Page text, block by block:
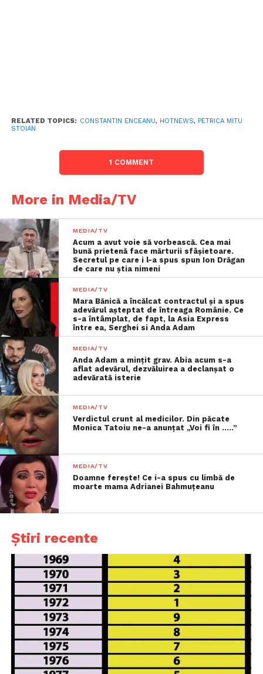
RELATED TOPICS: CONSTANTIN ENCEANU, HOTNEWS, PETRICA MITU
STOIAN
1 COMMENT
More in Media/TV
MEDIA/TV
Acum a avut voie să vorbească. Cea mai
bună prietenă face mărturii sfâşietoare.
Secretul pe care i l-a spus spun Ion Drăgan
de care nu știa nimeni
MEDIA/TV
Mara Bănică a încălcat contractul și a spus
adevărul așteptat de întreaga Românie. Ce
s-a întâmplat, de fapt, la Asia Express
între ea, Serghei si Anda Adam
MEDIA/TV
Anda Adam a mințit grav. Abia acum s-a
aflat adevărul, dezvăluirea a declanșat o
adevărată isterie
MEDIA/TV
Verdictul crunt al medicilor. Din păcate
Monica Tatoiu ne-a anunțat „Voi fi în …..”
MEDIA/TV
Doamne ferește! Ce i-a spus cu limbă de
moarte mama Adrianei Bahmuțeanu
Știri recente